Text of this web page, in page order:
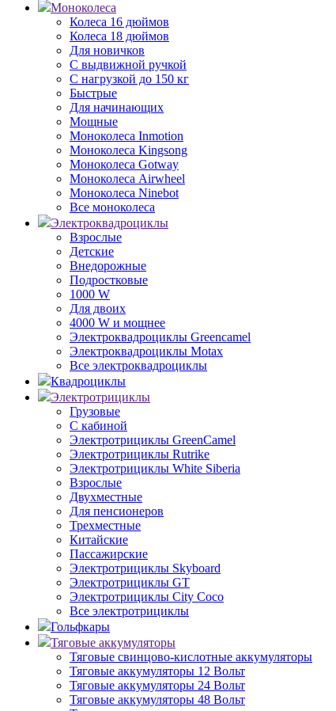
Моноколеса
Колеса 16 дюймов
Колеса 18 дюймов
Для новичков
С выдвижной ручкой
С нагрузкой до 150 кг
Быстрые
Для начинающих
Мощные
Моноколеса Inmotion
Моноколеса Kingsong
Моноколеса Gotway
Моноколеса Airwheel
Моноколеса Ninebot
Все моноколеса
Электроквадроциклы
Взрослые
Детские
Внедорожные
Подростковые
1000 W
Для двоих
4000 W и мощнее
Электроквадроциклы Greencamel
Электроквадроциклы Motax
Все электроквадроциклы
Квадроциклы
Электротрициклы
Грузовые
С кабиной
Электротрициклы GreenCamel
Электротрициклы Rutrike
Электротрициклы White Siberia
Взрослые
Двухместные
Для пенсионеров
Трехместные
Китайские
Пассажирские
Электротрициклы Skyboard
Электротрициклы GT
Электротрициклы City Coco
Все электротрициклы
Гольфкары
Тяговые аккумуляторы
Тяговые свинцово-кислотные аккумуляторы
Тяговые аккумуляторы 12 Вольт
Тяговые аккумуляторы 24 Вольт
Тяговые аккумуляторы 48 Вольт